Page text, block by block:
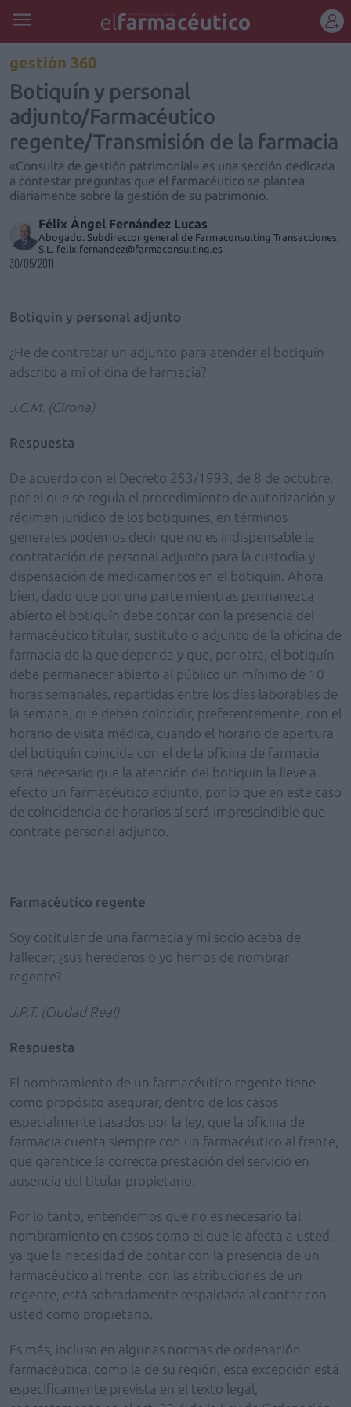
gestión 360
Botiquín y personal
adjunto/Farmacéutico
regente/Transmisión de la farmacia
«Consulta de gestión patrimonial» es una sección dedicada
a contestar preguntas que el farmacéutico se plantea
diariamente sobre la gestión de su patrimonio.
Félix Ángel Fernández Lucas
Abogado. Subdirector general de Farmaconsulting Transacciones,
S.L. felix.fernandez@farmaconsulting.es
30/05/2011
Botiquín y personal adjunto
¿He de contratar un adjunto para atender el botiquín
adscrito a mi oficina de farmacia?
J.C.M. (Girona)
Respuesta
De acuerdo con el Decreto 253/1993, de 8 de octubre,
por el que se regula el procedimiento de autorización y
régimen jurídico de los botiquines, en términos
generales podemos decir que no es indispensable la
contratación de personal adjunto para la custodia y
dispensación de medicamentos en el botiquín. Ahora
bien, dado que por una parte mientras permanezca
abierto el botiquín debe contar con la presencia del
farmacéutico titular, sustituto o adjunto de la oficina de
farmacia de la que dependa y que, por otra, el botiquín
debe permanecer abierto al público un mínimo de 10
horas semanales, repartidas entre los días laborables de
la semana, que deben coincidir, preferentemente, con el
horario de visita médica, cuando el horario de apertura
del botiquín coincida con el de la oficina de farmacia
será necesario que la atención del botiquín la lleve a
efecto un farmacéutico adjunto, por lo que en este caso
de coincidencia de horarios sí será imprescindible que
contrate personal adjunto.
Farmacéutico regente
Soy cotitular de una farmacia y mi socio acaba de
fallecer; ¿sus herederos o yo hemos de nombrar
regente?
J.P.T. (Ciudad Real)
Respuesta
El nombramiento de un farmacéutico regente tiene
como propósito asegurar, dentro de los casos
especialmente tasados por la ley, que la oficina de
farmacia cuenta siempre con un farmacéutico al frente,
que garantice la correcta prestación del servicio en
ausencia del titular propietario.
Por lo tanto, entendemos que no es necesario tal
nombramiento en casos como el que le afecta a usted,
ya que la necesidad de contar con la presencia de un
farmacéutico al frente, con las atribuciones de un
regente, está sobradamente respaldada al contar con
usted como propietario.
Es más, incluso en algunas normas de ordenación
farmacéutica, como la de su región, esta excepción está
específicamente prevista en el texto legal,